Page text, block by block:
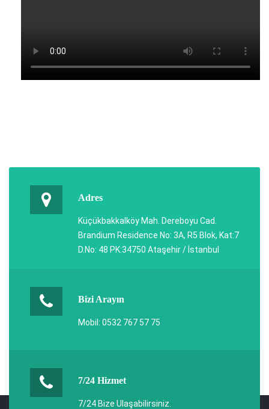
Adres
Küçükbakkalköy Mah. Dereboyu Cad.
Brandium Residence No: 3A, R5 Blok, Kat:7
D.No: 48 PK:34750 Ataşehir / İstanbul
Bizi Arayın
Mobil: 0532 767 57 75
7/24 Hizmet
7/24 Bize Ulaşabilirsiniz.